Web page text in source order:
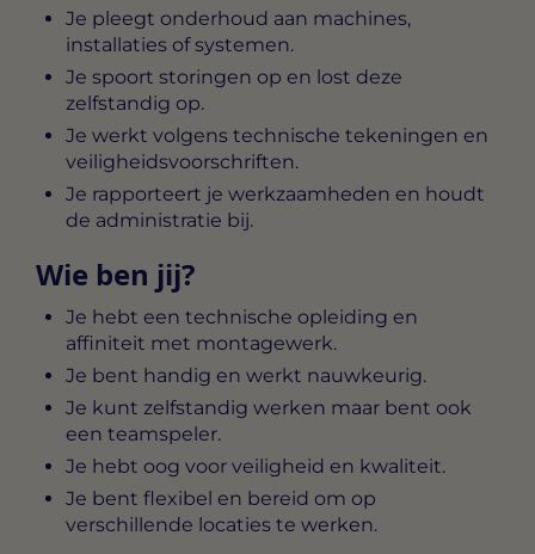
Je pleegt onderhoud aan machines,
installaties of systemen.
Je spoort storingen op en lost deze
zelfstandig op.
Je werkt volgens technische tekeningen en
veiligheidsvoorschriften.
Je rapporteert je werkzaamheden en houdt
de administratie bij.
Wie ben jij?
Je hebt een technische opleiding en
affiniteit met montagewerk.
Je bent handig en werkt nauwkeurig.
Je kunt zelfstandig werken maar bent ook
een teamspeler.
Je hebt oog voor veiligheid en kwaliteit.
Je bent flexibel en bereid om op
verschillende locaties te werken.